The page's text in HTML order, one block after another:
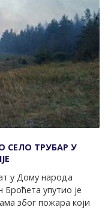
СЕЛО ТРУБАР У
у Дому народа
упутио је
због пожара који